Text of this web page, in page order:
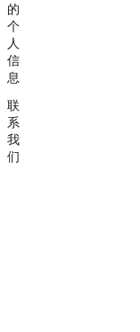
的
个
人
信
息
联
系
我
们